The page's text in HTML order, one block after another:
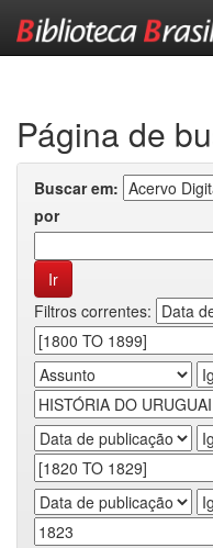
Página de
Buscar em:
por
Filtros correntes: